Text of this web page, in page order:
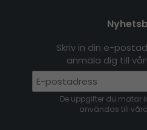
Skriv in din e-
anmäla dig till
De uppgifter du matar
användas till